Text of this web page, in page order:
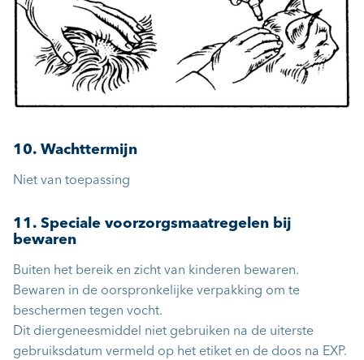
10. Wachttermijn
Niet van toepassing
11. Speciale voorzorgsmaatregelen bij
bewaren
Buiten het bereik en zicht van kinderen bewaren.
Bewaren in de oorspronkelijke verpakking om te
beschermen tegen vocht.
Dit diergeneesmiddel niet gebruiken na de uiterste
gebruiksdatum vermeld op het etiket en de doos na EXP.